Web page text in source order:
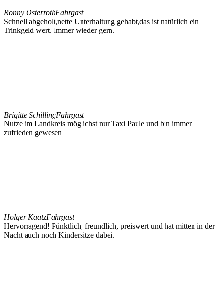
Ronny OsterrothFahrgast
Schnell abgeholt,nette Unterhaltung gehabt,das ist natürlich ein
Trinkgeld wert. Immer wieder gern.
Brigitte SchillingFahrgast
Nutze im Landkreis möglichst nur Taxi Paule und bin immer
zufrieden gewesen
Holger KaatzFahrgast
Hervorragend! Pünktlich, freundlich, preiswert und hat mitten in der
Nacht auch noch Kindersitze dabei.